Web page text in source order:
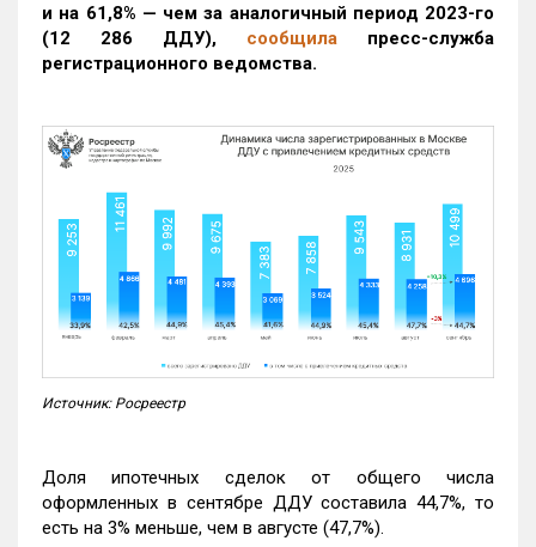
и на 61,8% — чем за аналогичный период 2023-го
(12 286 ДДУ), сообщила пресс-служба
регистрационного ведомства.
Источник: Росреестр
Доля ипотечных сделок от общего числа
оформленных в сентябре ДДУ составила 44,7%, то
есть на 3% меньше, чем в августе (47,7%).